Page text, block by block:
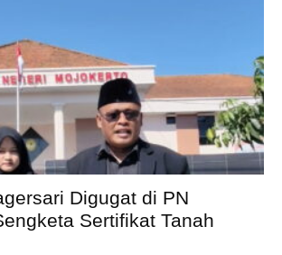
Digugat di PN
Sertifikat Tanah